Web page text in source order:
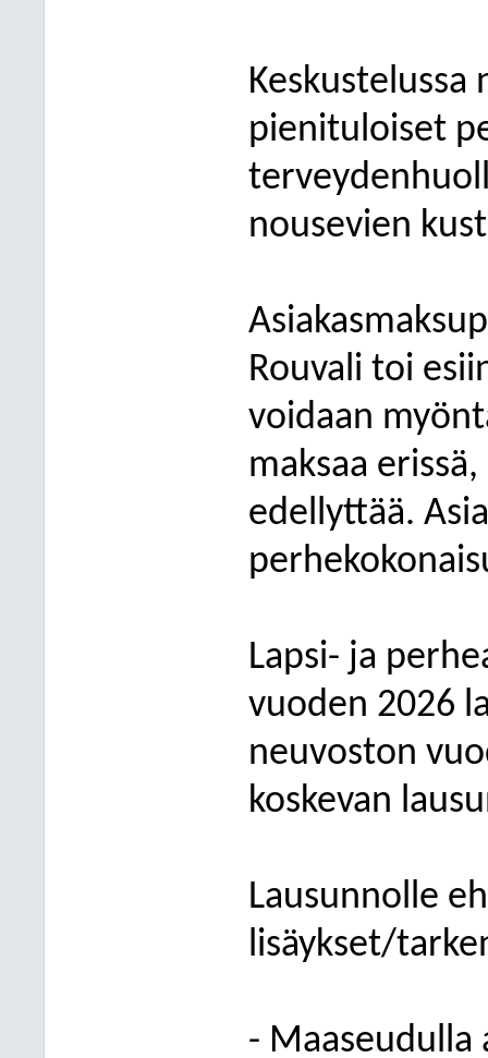
pienituloiset
nousevien
Rouvali toi
voidaan
maksaa
edellyttää.
Lapsi- ja
vuoden 2026
neuvoston
koskevan
Lausunnolle
lisäykset/
- Maaseudulla